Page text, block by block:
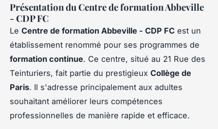
Présentation du Centre de formation Abbeville
- CDP FC
Le Centre de formation Abbeville - CDP FC est un
établissement renommé pour ses programmes de
formation continue. Ce centre, situé au 21 Rue des
Teinturiers, fait partie du prestigieux Collège de
Paris. Il s'adresse principalement aux adultes
souhaitant améliorer leurs compétences
professionnelles de manière rapide et efficace.